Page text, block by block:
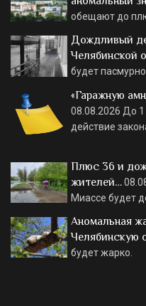
обещают до
Дождливый
Челябинской
будет пасмурно.
«Гаражную
08.08.2026 До 1
действие
Плюс 36 и
жителей…
Миассе будет
Аномальная
Челябинскую
будет жарко.